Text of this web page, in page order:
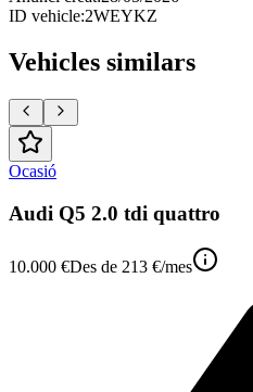
ID vehicle:2WEYKZ
Vehicles similars
Ocasió
Audi Q5 2.0 tdi quattro
10.000 €Des de 213 €/mes